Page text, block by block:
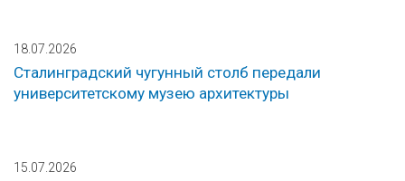
18.07.2026
Сталинградский чугунный столб передали
университетскому музею архитектуры
15.07.2026